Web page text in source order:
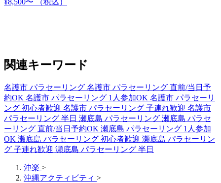
¥8,500〜
（税込）
関連キーワード
名護市 パラセーリング 名護市 パラセーリング 直前/当日予
約OK 名護市 パラセーリング 1人参加OK 名護市 パラセーリ
ング 初心者歓迎 名護市 パラセーリング 子連れ歓迎 名護市
パラセーリング 半日 瀬底島 パラセーリング 瀬底島 パラセ
ーリング 直前/当日予約OK 瀬底島 パラセーリング 1人参加
OK 瀬底島 パラセーリング 初心者歓迎 瀬底島 パラセーリン
グ 子連れ歓迎 瀬底島 パラセーリング 半日
沖楽 >
沖縄アクティビティ >